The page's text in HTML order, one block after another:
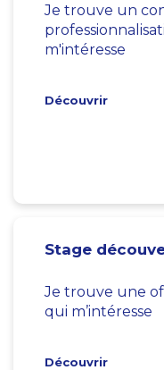
Je trouve un
m'intéresse
Découvrir
Stage
Je trouve une
qui m’intéresse
Découvrir